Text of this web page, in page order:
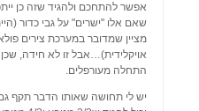
אפשר להתחכם ולהגיד שזה כן
שאם אלו "ישרים" על גבי כדור
מציין שמדובר במערכת צירים
אויקלידית)…אבל זו לא חידה,
התחלה מעורפלים.
יש לי תחושה שאותו הדבר תקף